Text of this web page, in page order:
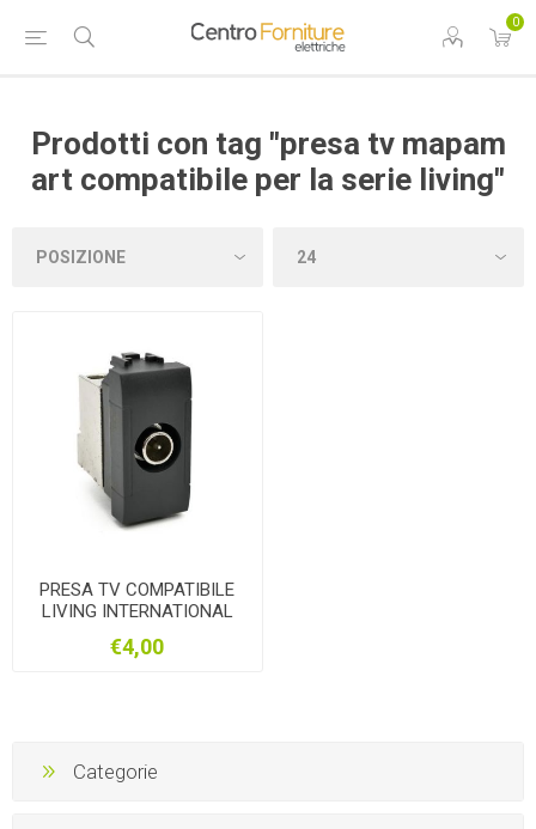
0
Prodotti con tag "presa tv mapam
art compatibile per la serie living"
PRESA TV COMPATIBILE
LIVING INTERNATIONAL
€4,00
Categorie